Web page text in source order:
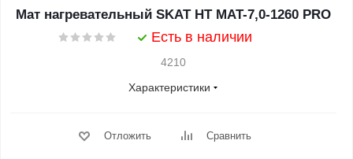
Мат нагревательный SKAT HT MAT-7,0-1260 PRO
Есть в наличии
4210
Характеристики
Отложить Сравнить